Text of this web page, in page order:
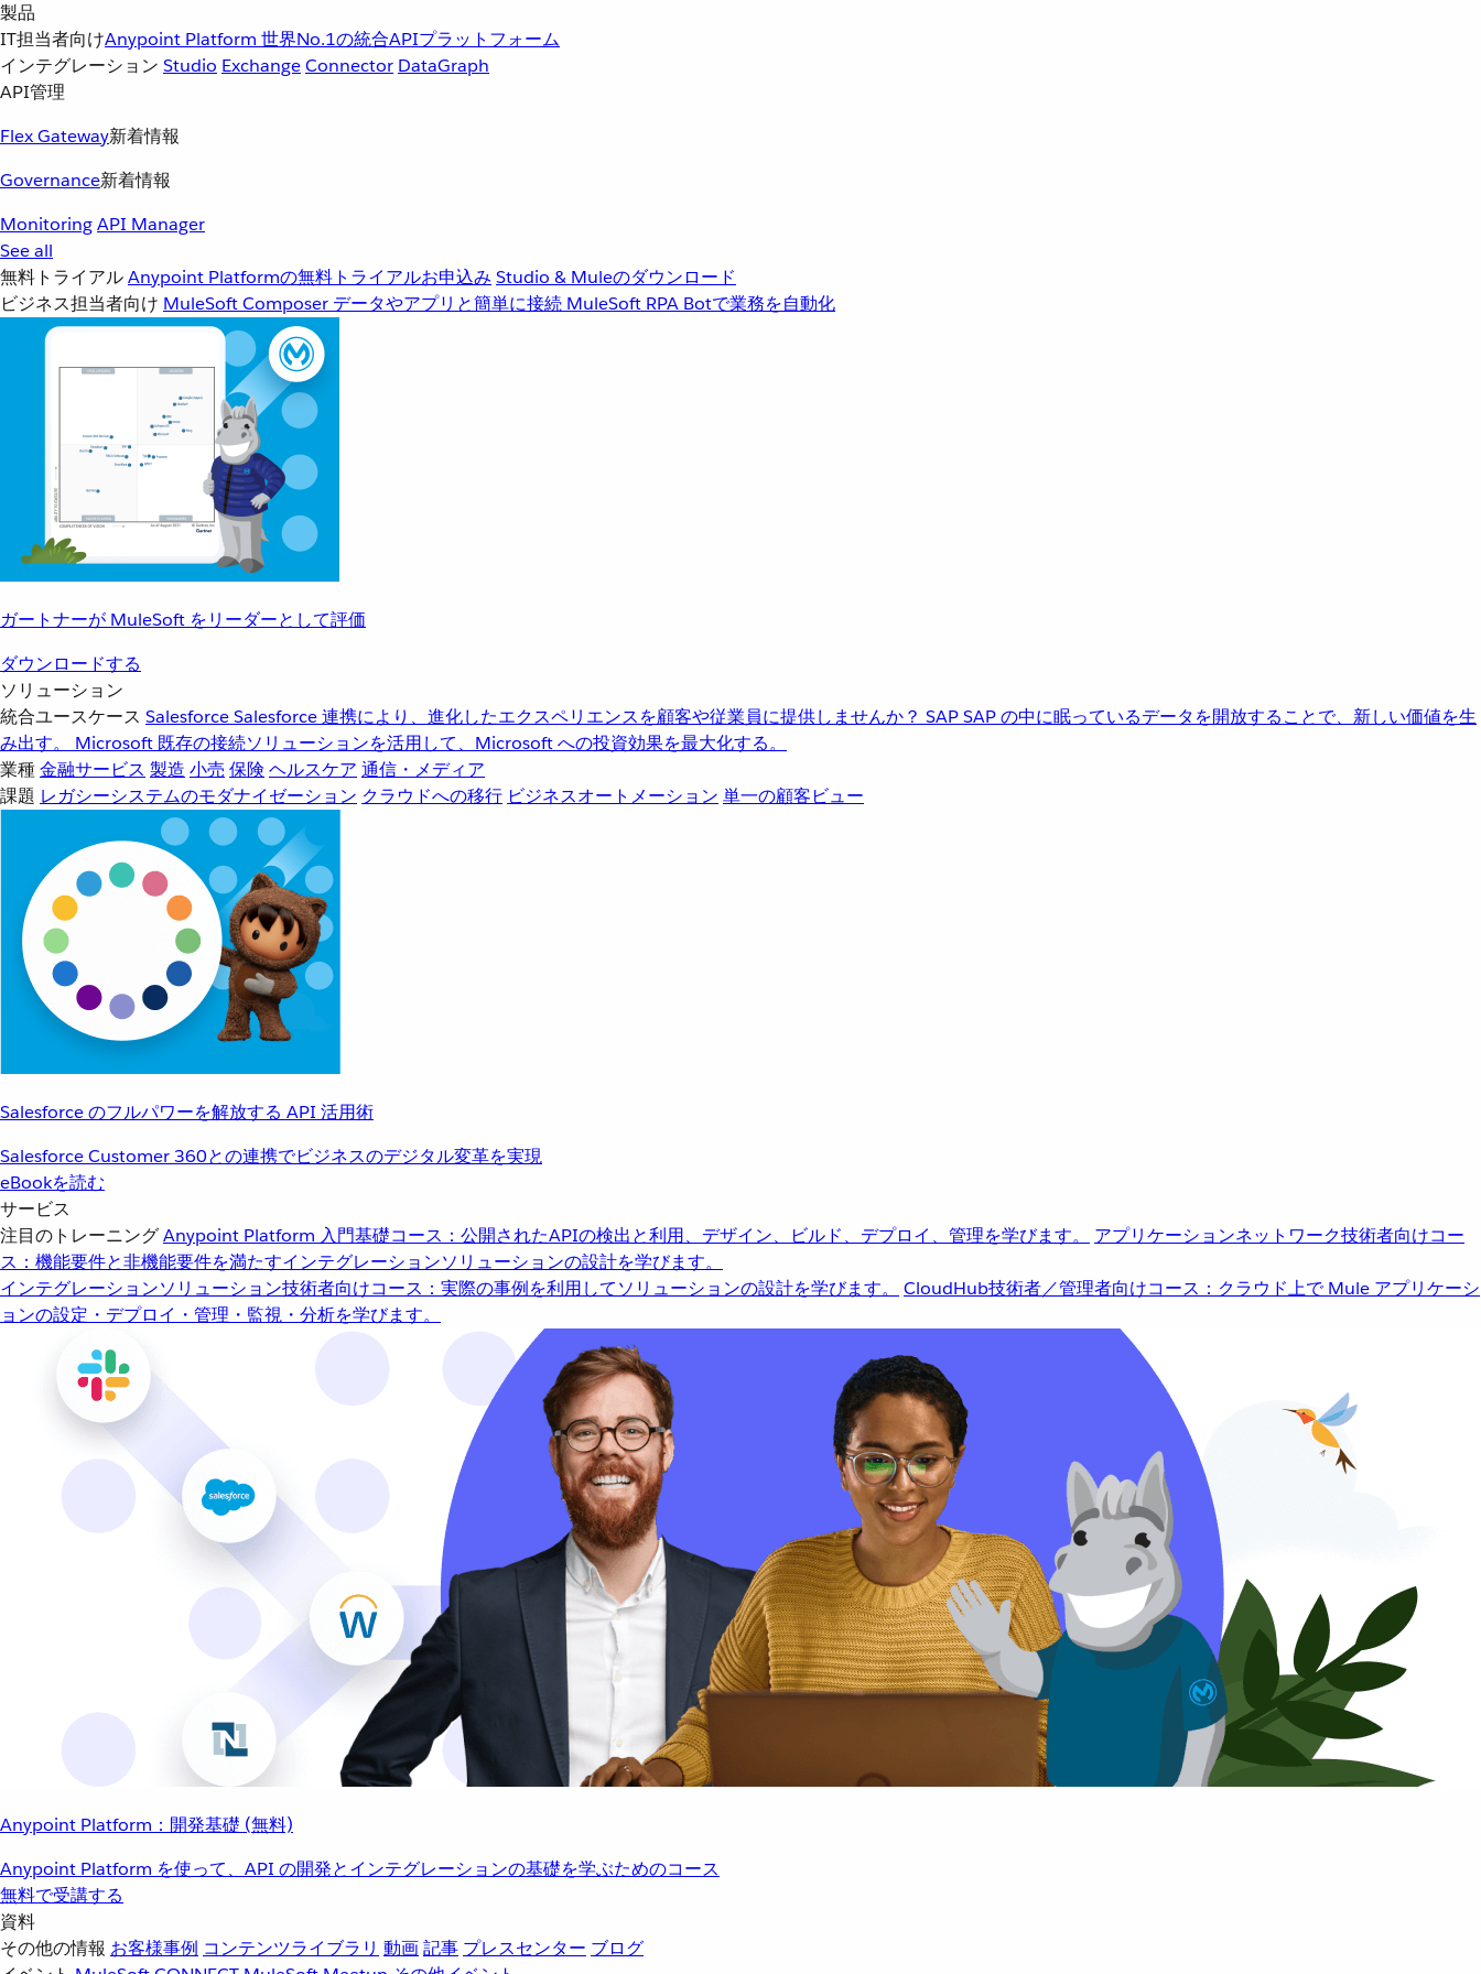
製品
IT担当者向けAnypoint Platform 世界No.1の統合APIプラットフォーム
インテグレーション Studio ExchangeConnector DataGraph
API管理
Flex Gateway新着情報
Governance新着情報
MonitoringAPI Manager
See all
無料トライアルAnypoint Platformの無料トライアルお申込み Studio & Muleのダウンロード
ビジネス担当者向け MuleSoft Composer データやアプリと簡単に接続 MuleSoft RPA Botで業務を自動化
ガートナーが MuleSoft をリーダーとして評価
ダウンロードする
ソリューション
統合ユースケース SalesforceSalesforce 連携により、進化したエクスペリエンスを顧客や従業員に提供しませんか？ SAPSAP の中に眠っているデータを開放することで、新しい価値を生
み出す。
Microsoft 既存の接続ソリューションを活用して、Microsoft への投資効果を最大化する。
業種金融サービス 製造 小売 保険 ヘルスケア 通信・メディア
課題 レガシーシステムのモダナイゼーション クラウドへの移行 ビジネスオートメーション 単一の顧客ビュー
Salesforce のフルパワーを解放する API 活用術
Salesforce Customer 360との連携でビジネスのデジタル変革を実現
eBookを読む
サービス
注目のトレーニングAnypoint Platform 入門基礎コース：公開されたAPIの検出と利用、デザイン、ビルド、デプロイ、管理を学びます。 アプリケーションネットワーク技術者向けコー
ス：機能要件と非機能要件を満たすインテグレーションソリューションの設計を学びます。
インテグレーションソリューション技術者向けコース：実際の事例を利用してソリューションの設計を学びます。 CloudHub技術者／管理者向けコース：クラウド上で Mule アプリケーシ
ョンの設定・デプロイ・管理・監視・分析を学びます。
Anypoint Platform：開発基礎 (無料)
Anypoint Platform を使って、API の開発とインテグレーションの基礎を学ぶためのコース
無料で受講する
資料
その他の情報 お客様事例 コンテンツライブラリ 動画記事 プレスセンター ブログ